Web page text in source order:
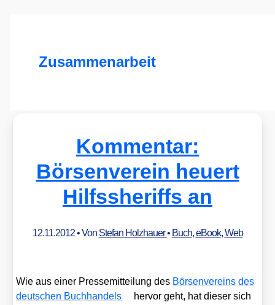
Zusammenarbeit
Kommentar:
Börsenverein heuert
Hilfssheriffs an
12.11.2012• Von Stefan Holzhauer• Buch,eBook,Web
Wie aus einer Pres­se­mit­tei­lung des Bör­sen­ver­eins des
deut­schen Buch­han­dels
her­vor geht, hat die­ser sich